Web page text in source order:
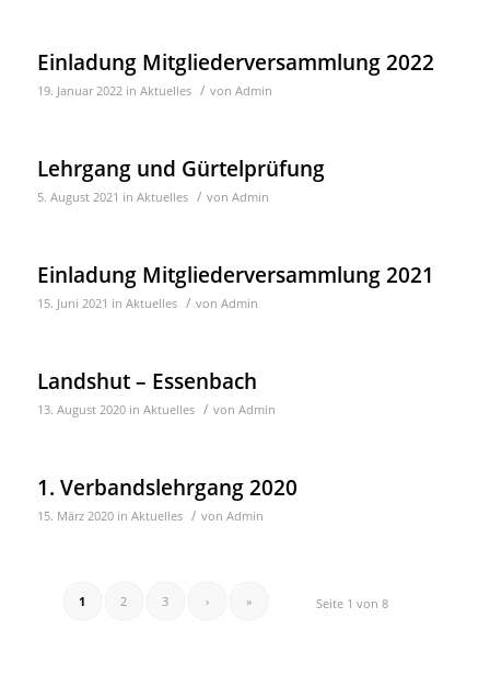
Einladung Mitgliederversammlung 2022
19. Januar 2022 in Aktuelles / von Admin
Lehrgang und Gürtelprüfung
5. August 2021 in Aktuelles / von Admin
Einladung Mitgliederversammlung 2021
15. Juni 2021 in Aktuelles / von Admin
Landshut – Essenbach
13. August 2020 in Aktuelles / von Admin
1. Verbandslehrgang 2020
15. März 2020 in Aktuelles / von Admin
Seite 1 von 8
1 2 3 › »